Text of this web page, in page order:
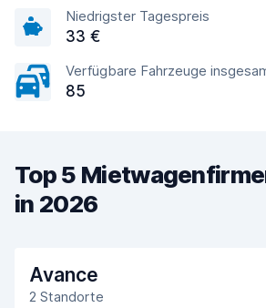
Niedrigster Tagespreis
33 €
Verfügbare Fahrzeuge
85
Top 5
in 2026
Avance
2 Standorte